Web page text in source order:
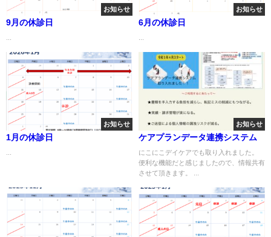
お知らせ
9月の休診日
...
お知らせ
6月の休診日
...
お知らせ
1月の休診日
お知らせ
ケアプランデータ連携システム
にこにこデイケアでも取り入れました。
便利な機能だと感じましたので、情報共有
させて頂きます。 ...